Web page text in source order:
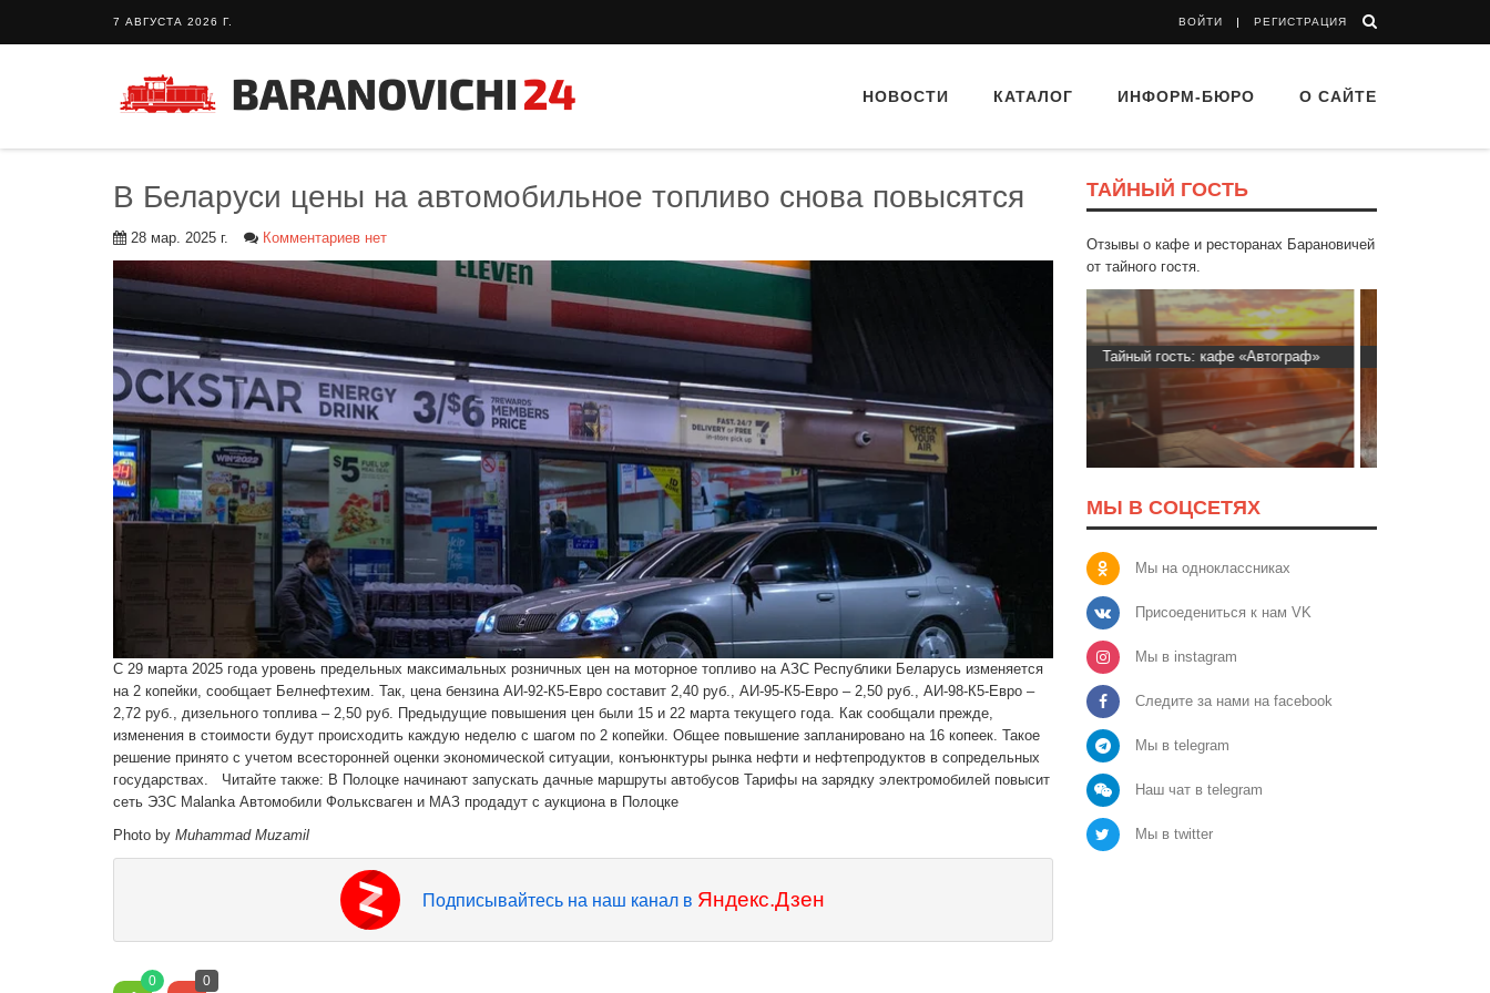
7 АВГУСТА 2026 Г. ВОЙТИ РЕГИСТРАЦИЯ
НОВОСТИ КАТАЛОГ ИНФОРМ-БЮРО О САЙТЕ
В Беларуси цены на автомобильное топливо снова повысятся
28 мар. 2025 г. Комментариев нет
С 29 марта 2025 года уровень предельных максимальных розничных цен на моторное топливо на АЗС Республики Беларусь изменяется
на 2 копейки, сообщает Белнефтехим. Так, цена бензина АИ-92-К5-Евро составит 2,40 руб., АИ-95-К5-Евро – 2,50 руб., АИ-98-К5-Евро –
2,72 руб., дизельного топлива – 2,50 руб. Предыдущие повышения цен были 15 и 22 марта текущего года. Как сообщали прежде,
изменения в стоимости будут происходить каждую неделю с шагом по 2 копейки. Общее повышение запланировано на 16 копеек. Такое
решение принято с учетом всесторонней оценки экономической ситуации, конъюнктуры рынка нефти и нефтепродуктов в сопредельных
государствах. Читайте также: В Полоцке начинают запускать дачные маршруты автобусов Тарифы на зарядку электромобилей повысит
сеть ЭЗС Malanka Автомобили Фольксваген и МАЗ продадут с аукциона в Полоцке
Photo by Muhammad Muzamil
Подписывайтесь на наш канал в Яндекс.Дзен
0 0
ТАЙНЫЙ ГОСТЬ
Отзывы о кафе и ресторанах Барановичей
от тайного гостя.
Тайный гость: Кафе "Grand Buffet" Тайный гость: кафе «Автограф» Тайный гость: доставка Капибара
МЫ В СОЦСЕТЯХ
Мы на одноклассниках
Присоедениться к нам VK
Мы в instagram
Следите за нами на facebook
Мы в telegram
Наш чат в telegram
Мы в twitter